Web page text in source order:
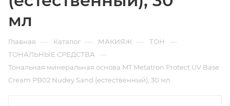
мл
Главная — Каталог — МАКИЯЖ — ТОН —
ТОНАЛЬНЫЕ СРЕДСТВА —
Тональная минеральная основа MT Metatron Protect UV Base
Cream PB02 Nudey Sand (естественный), 30 мл